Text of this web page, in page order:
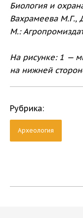
Биология и
Вахрамеева М.Г.,
М.:
На рисунке: 1 —
на нижней
Рубрика:
Археология